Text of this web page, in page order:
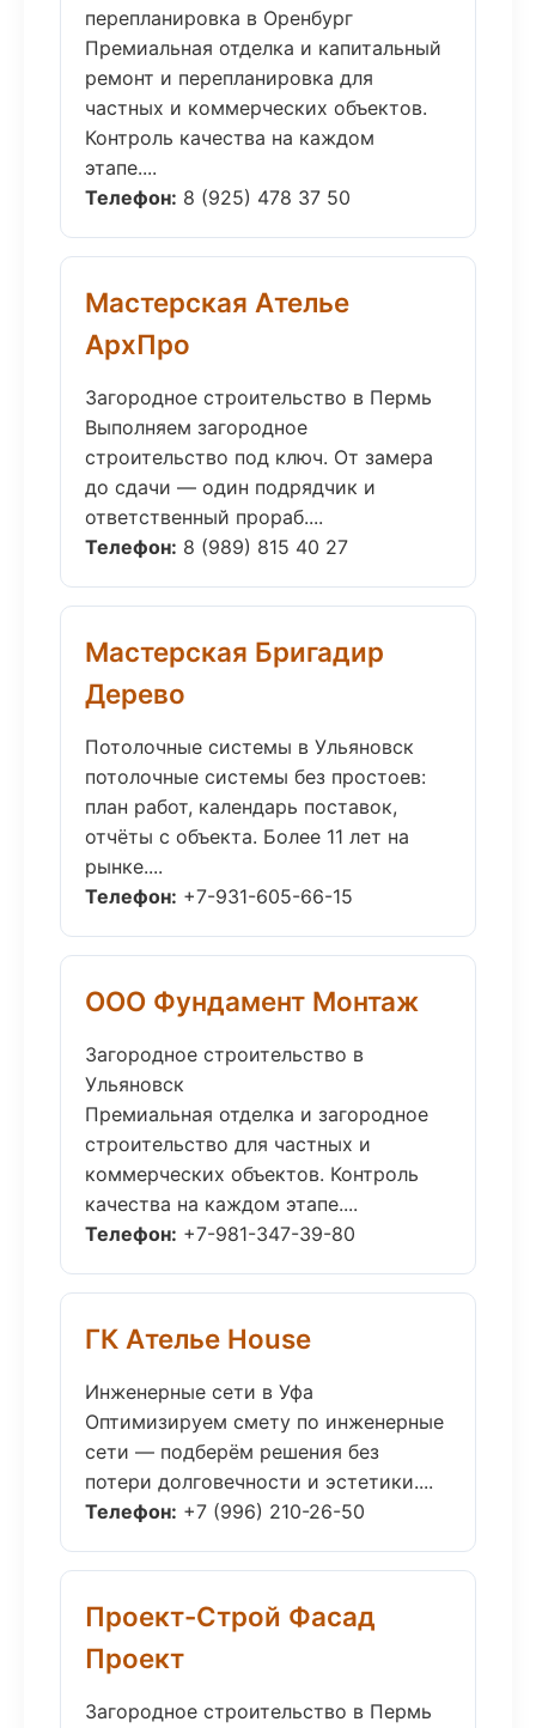
перепланировка в Оренбург
Премиальная отделка и капитальный
ремонт и перепланировка для
частных и коммерческих объектов.
Контроль качества на каждом
этапе....
Телефон: 8 (925) 478 37 50
Мастерская Ателье
АрхПро
Загородное строительство в Пермь
Выполняем загородное
строительство под ключ. От замера
до сдачи — один подрядчик и
ответственный прораб....
Телефон: 8 (989) 815 40 27
Мастерская Бригадир
Дерево
Потолочные системы в Ульяновск
потолочные системы без простоев:
план работ, календарь поставок,
отчёты с объекта. Более 11 лет на
рынке....
Телефон: +7-931-605-66-15
ООО Фундамент Монтаж
Загородное строительство в
Ульяновск
Премиальная отделка и загородное
строительство для частных и
коммерческих объектов. Контроль
качества на каждом этапе....
Телефон: +7-981-347-39-80
ГК Ателье House
Инженерные сети в Уфа
Оптимизируем смету по инженерные
сети — подберём решения без
потери долговечности и эстетики....
Телефон: +7 (996) 210-26-50
Проект-Строй Фасад
Проект
Загородное строительство в Пермь